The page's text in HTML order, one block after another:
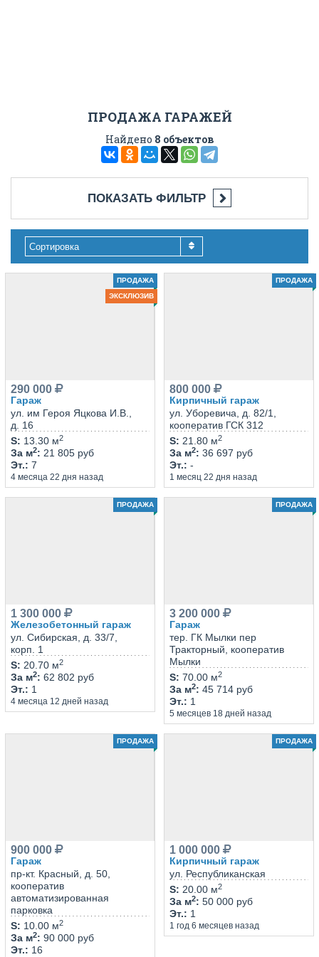
ПРОДАЖА ГАРАЖЕЙ
Найдено 8 объектов
ПОКАЗАТЬ ФИЛЬТР
Сортировка
ПРОДАЖА
ЭКСКЛЮЗИВ
Гараж
ул. им Героя Яцкова И.В.,
д. 16
290 000
Эт.: 7
4 месяца 22 дня назад
S: 13.30 м2
За м2: 21 805 руб
ПРОДАЖА
Кирпичный гараж
ул. Уборевича, д. 82/1,
кооператив ГСК 312
800 000
Эт.: -
1 месяц 22 дня назад
S: 21.80 м2
За м2: 36 697 руб
ПРОДАЖА
Железобетонный гараж
ул. Сибирская, д. 33/7,
корп. 1
1 300 000
Эт.: 1
4 месяца 12 дней назад
S: 20.70 м2
За м2: 62 802 руб
ПРОДАЖА
Гараж
тер. ГК Мылки пер
Тракторный, кооператив
Мылки
3 200 000
Эт.: 1
5 месяцев 18 дней назад
S: 70.00 м2
За м2: 45 714 руб
ПРОДАЖА
Гараж
пр-кт. Красный, д. 50,
кооператив
автоматизированная
парковка
900 000
Эт.: 16
S: 10.00 м2
За м2: 90 000 руб
ПРОДАЖА
Кирпичный гараж
ул. Республиканская
1 000 000
Эт.: 1
1 год 6 месяцев назад
S: 20.00 м2
За м2: 50 000 руб